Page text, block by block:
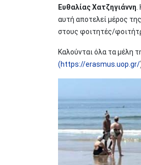
Ευθαλίας Χατζηγιάννη.
αυτή αποτελεί μέρος
στους φοιτητές/
Καλούνται όλα τα μέλη
(https://erasmus.uop.gr/